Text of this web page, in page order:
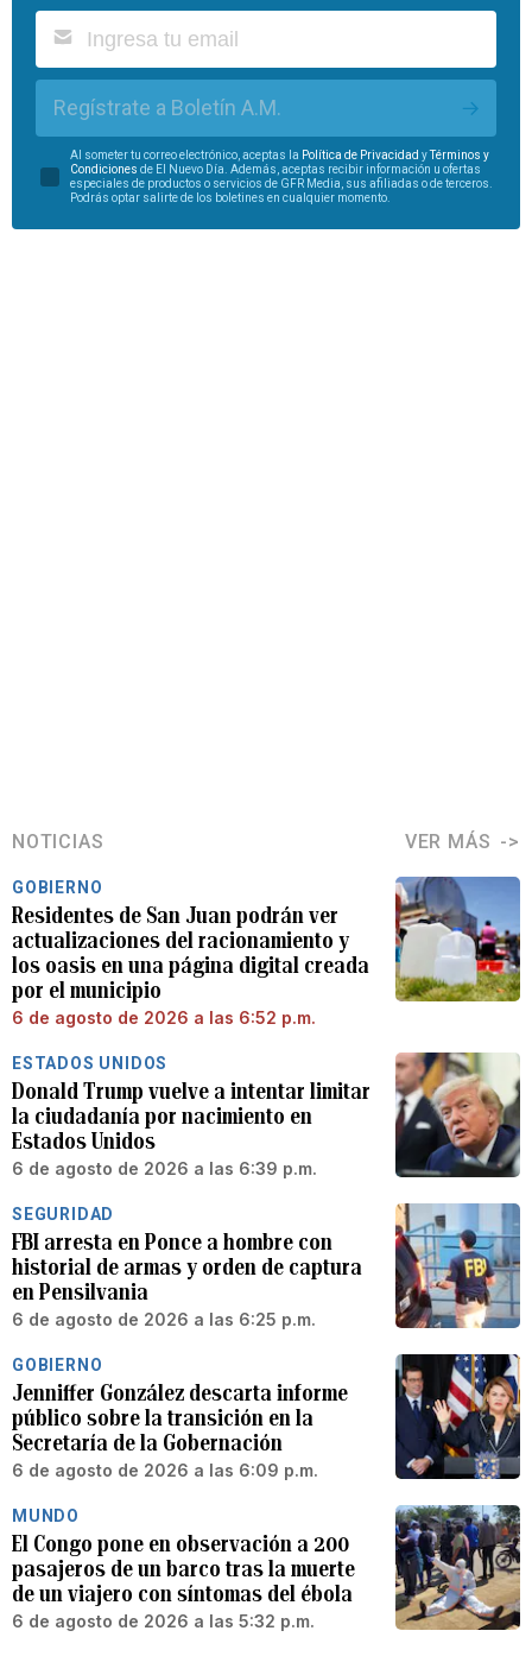
Regístrate a Boletín A.M.
Al someter tu correo electrónico, aceptas la Política de Privacidad yTérminos y
Condiciones de El Nuevo Día. Además, aceptas recibir información u ofertas
especiales de productos o servicios de GFR Media, sus afiliadas o de terceros.
Podrás optar salirte de los boletines en cualquier momento.
NOTICIAS VER MÁS
GOBIERNO
Residentes de San Juan podrán ver
actualizaciones del racionamiento y
los oasis en una página digital creada
por el municipio
6 de agosto de 2026 a las 6:52 p.m.
ESTADOS UNIDOS
Donald Trump vuelve a intentar limitar
la ciudadanía por nacimiento en
Estados Unidos
6 de agosto de 2026 a las 6:39 p.m.
SEGURIDAD
FBI arresta en Ponce a hombre con
historial de armas y orden de captura
en Pensilvania
6 de agosto de 2026 a las 6:25 p.m.
GOBIERNO
Jenniffer González descarta informe
público sobre la transición en la
Secretaría de la Gobernación
6 de agosto de 2026 a las 6:09 p.m.
MUNDO
El Congo pone en observación a 200
pasajeros de un barco tras la muerte
de un viajero con síntomas del ébola
6 de agosto de 2026 a las 5:32 p.m.